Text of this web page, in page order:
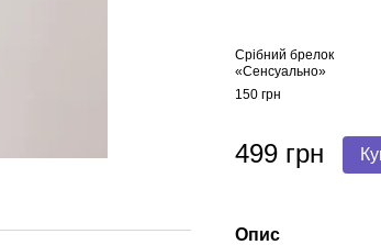
Срібний брелок
«Сенсуально»
150 грн
499 грн
Опис